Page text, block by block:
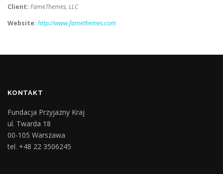
Client: FameThemes, LLC
Website: http://www.famethemes.com
KONTAKT
Fundacja Przyjazny Kraj
ul. Twarda 18
00-105 Warszawa
tel. +48 22 3506245